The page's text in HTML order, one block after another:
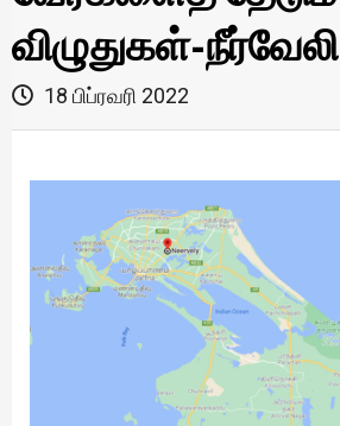
விழுதுகள்-நீர்வேலி
18 பிப்ரவரி 2022